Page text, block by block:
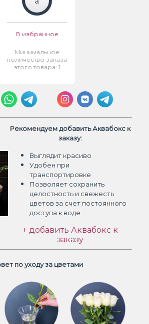
В избранное
Минимальное
количество заказа
этого товара: 1
Рекомендуем добавить Аквабокс к
заказу:
Выглядит красиво
Удобен при
транспортировке
Позволяет сохранить
целостность и свежесть
цветов за счет постоянного
доступа к воде
+ добавить Аквабокс к
заказу
по уходу за цветами